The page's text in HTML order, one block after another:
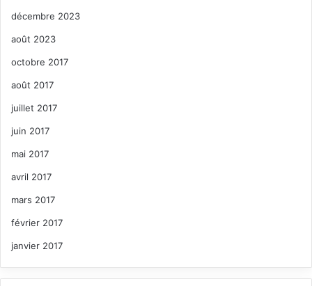
décembre 2023
août 2023
octobre 2017
août 2017
juillet 2017
juin 2017
mai 2017
avril 2017
mars 2017
février 2017
janvier 2017